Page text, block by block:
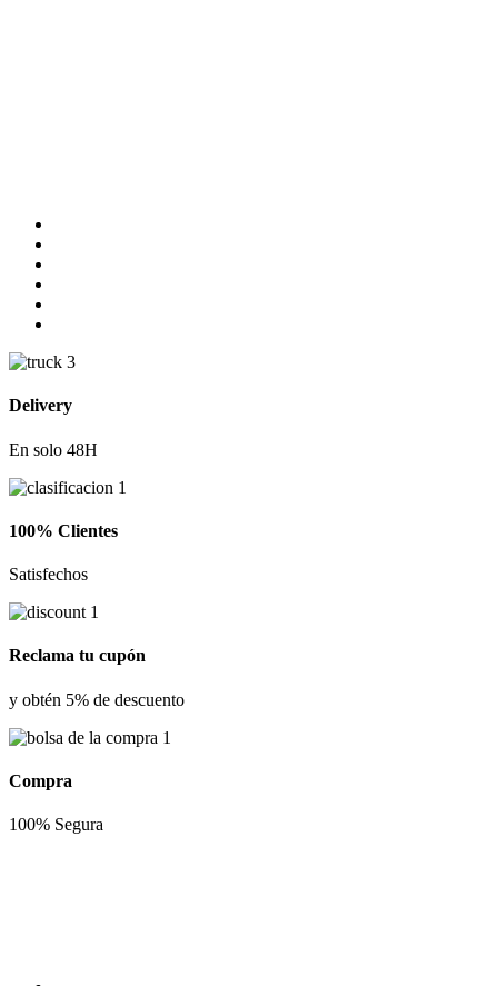
Delivery
En solo 48H
100% Clientes
Satisfechos
Reclama tu cupón
y obtén 5% de descuento
Compra
100% Segura